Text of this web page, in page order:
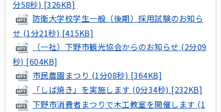
分58秒) [326KB]
防衛大学校学生一般（後期）採用試験のお知ら
せ (1分21秒) [415KB]
（一社）下野市観光協会からのお知らせ (2分09
秒) [604KB]
市民農園まつり (1分08秒) [364KB]
「しば焼き」を実施します (0分34秒) [232KB]
下野市消費者まつりで木工教室を開催します (1